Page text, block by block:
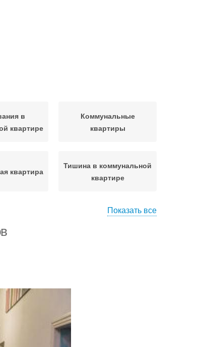
в
квартире
Коммунальные
квартиры
квартира
Тишина в коммунальной
квартире
Показать все